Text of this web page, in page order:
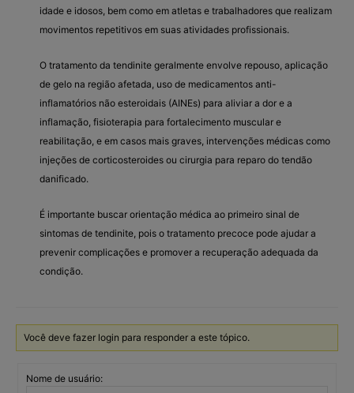
idade e idosos, bem como em atletas e trabalhadores que realizam
movimentos repetitivos em suas atividades profissionais.
O tratamento da tendinite geralmente envolve repouso, aplicação
de gelo na região afetada, uso de medicamentos anti-
inflamatórios não esteroidais (AINEs) para aliviar a dor e a
inflamação, fisioterapia para fortalecimento muscular e
reabilitação, e em casos mais graves, intervenções médicas como
injeções de corticosteroides ou cirurgia para reparo do tendão
danificado.
É importante buscar orientação médica ao primeiro sinal de
sintomas de tendinite, pois o tratamento precoce pode ajudar a
prevenir complicações e promover a recuperação adequada da
condição.
Você deve fazer login para responder a este tópico.
Nome de usuário: